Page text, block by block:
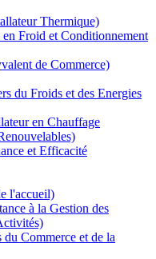
Thermique)
Froid et Conditionnement
de Commerce)
du Froids et des Energies
en Chauffage
et Efficacité
l'accueil)
à la Gestion des
Commerce et de la